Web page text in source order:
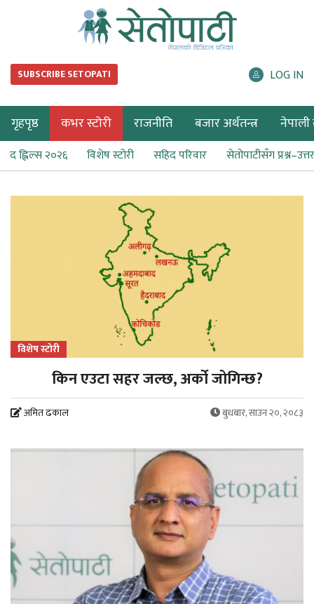
SUBSCRIBE SETOPATI LOG IN
गृहपृष्ठ कभर स्टोरी राजनीति बजार अर्थतन्त्र नेपाली
द ह्लिल्स २०२६ विशेष स्टोरी सहिद परिवार सेतोपाटीसँग प्रश्न–उत्तर
विशेष स्टोरी
किन एउटा सहर जल्छ, अर्को जोगिन्छ?
अमित ढकाल बुधबार, साउन २०, २०८३